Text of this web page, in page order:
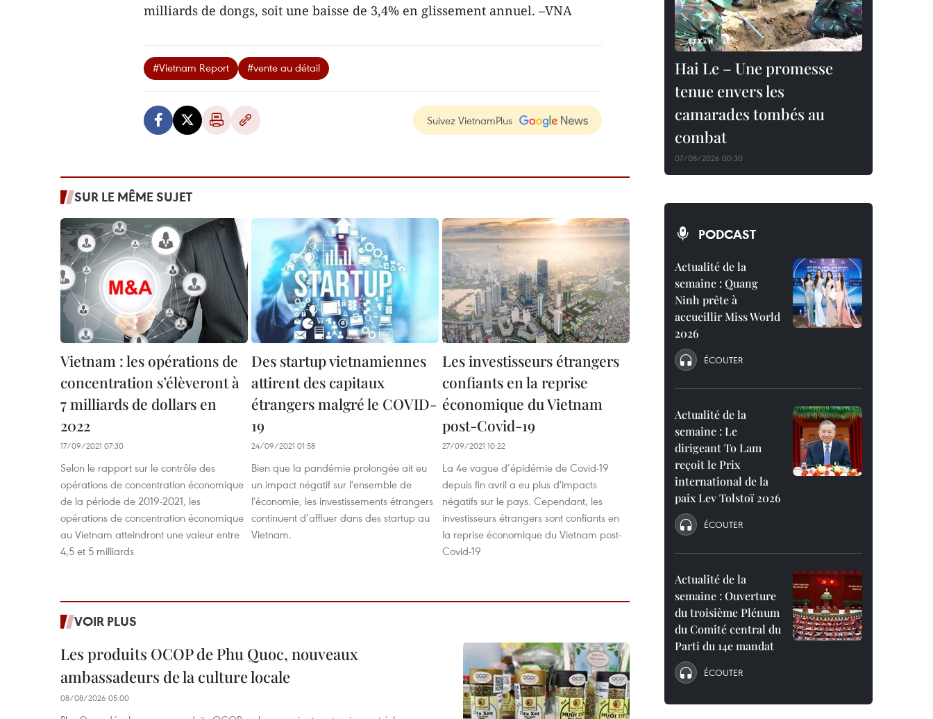
milliards de dongs, soit une baisse de 3,4% en glissement annuel. –VNA
#Vietnam Report #vente au détail
Suivez VietnamPlus
SUR LE MÊME SUJET
Vietnam : les opérations de
concentration s’élèveront à
7 milliards de dollars en
2022
17/09/2021 07:30
Selon le rapport sur le contrôle des
opérations de concentration économique
de la période de 2019-2021, les
opérations de concentration économique
au Vietnam atteindront une valeur entre
4,5 et 5 milliards
Des startup vietnamiennes
attirent des capitaux
étrangers malgré le COVID-
19
24/09/2021 01:58
Bien que la pandémie prolongée ait eu
un impact négatif sur l'ensemble de
l'économie, les investissements étrangers
continuent d’affluer dans des startup au
Vietnam.
Les investisseurs étrangers
confiants en la reprise
économique du Vietnam
post-Covid-19
27/09/2021 10:22
La 4e vague d’épidémie de Covid-19
depuis fin avril a eu plus d'impacts
négatifs sur le pays. Cependant, les
investisseurs étrangers sont confiants en
la reprise économique du Vietnam post-
Covid-19
VOIR PLUS
Les produits OCOP de Phu Quoc, nouveaux
ambassadeurs de la culture locale
08/08/2026 05:00
Hai Le – Une promesse
tenue envers les
camarades tombés au
combat
07/08/2026 00:30
PODCAST
Actualité de la
semaine : Quang
Ninh prête à
accueillir Miss World
2026
ÉCOUTER
Actualité de la
semaine : Le
dirigeant To Lam
reçoit le Prix
international de la
paix Lev Tolstoï 2026
ÉCOUTER
Actualité de la
semaine : Ouverture
du troisième Plénum
du Comité central du
Parti du 14e mandat
ÉCOUTER